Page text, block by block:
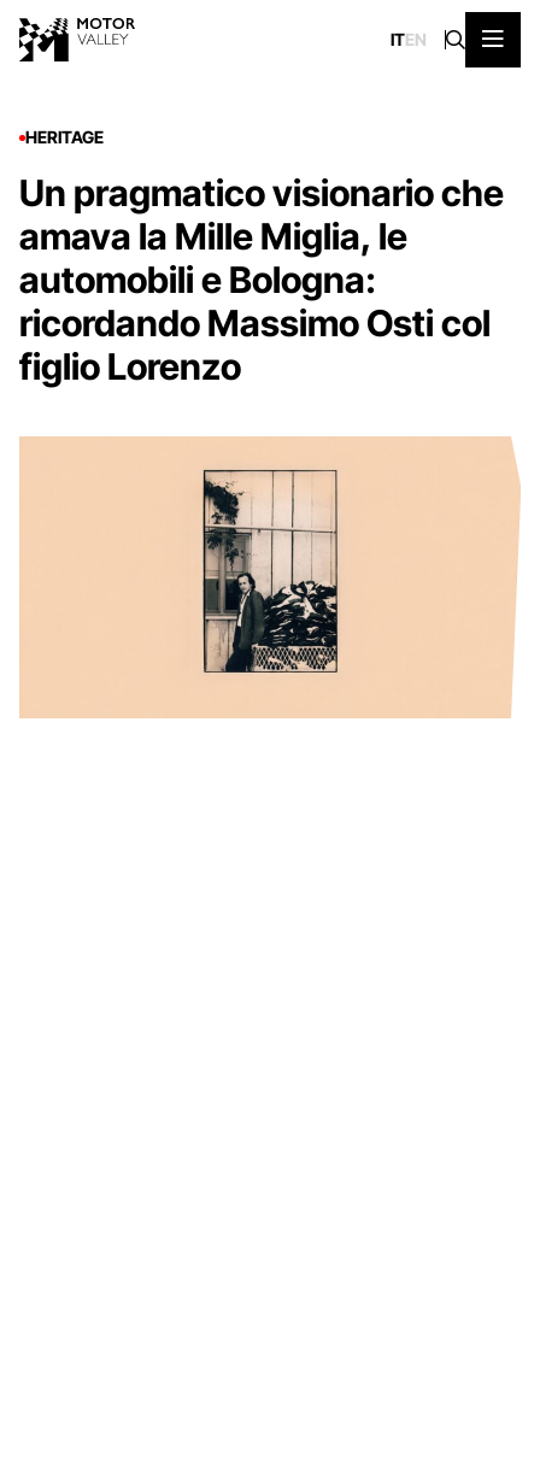
ITEN
HERITAGE
Un pragmatico visionario che
amava la Mille Miglia, le
automobili e Bologna:
ricordando Massimo Osti col
figlio Lorenzo